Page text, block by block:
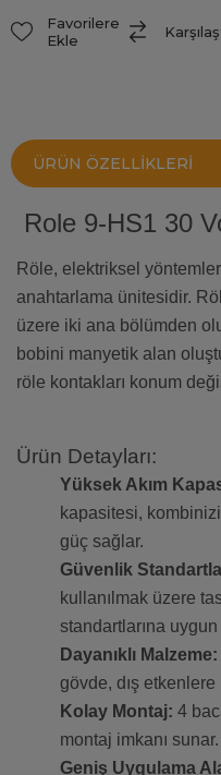
Favorilere
Ekle
ÜRÜN ÖZELLIKLERI
Role 9-HS1 30
Röle, elektriksel
anahtarlama ünitesidir.
üzere iki ana bölümden
bobini manyetik alan
röle kontakları konum
Ürün Detayları:
Yüksek Akım
kapasitesi,
güç sağlar.
Güvenlik
kullanılmak üzere
standartlarına
Dayanıklı Malzeme:
gövde, dış etkenlere
Kolay Montaj: 4
montaj imkanı sunar.
Geniş Uygulama